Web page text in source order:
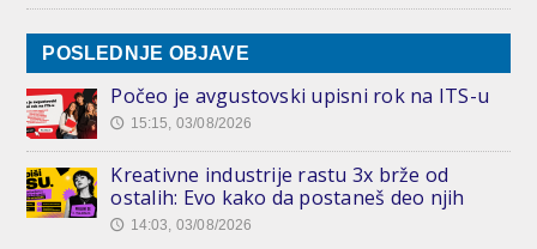
POSLEDNJE OBJAVE
Počeo je avgustovski upisni rok na ITS-u
🕔 15:15, 03/08/2026
Kreativne industrije rastu 3x brže od
ostalih: Evo kako da postaneš deo njih
🕔 14:03, 03/08/2026